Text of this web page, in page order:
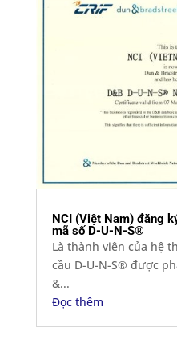
NCI (Việt Nam) đăng
mã số D-U-N-S®
Là thành viên của hệ
cầu D-U-N-S® được
&...
Đọc thêm